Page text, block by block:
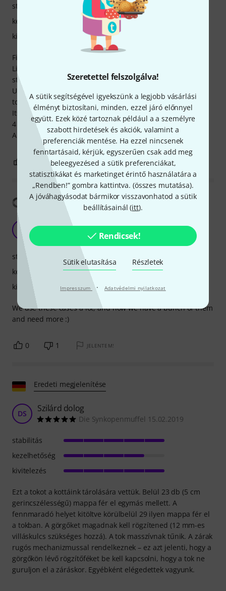
Szeretettel felszolgálva!
A sütik segítségével igyekszünk a legjobb vásárlási
élményt biztosítani, minden, ezzel járó előnnyel
együtt. Ezek közé tartoznak például a a személyre
szabott hirdetések és akciók, valamint a
preferenciák mentése. Ha ezzel nincsenek
fenntartásaid, kérjük, egyszerűen csak add meg
beleegyezésed a sütik preferenciákat,
statisztikákat és marketinget érintő használatára a
„Rendben!” gombra kattintva. (összes mutatása).
A jóváhagyásodat bármikor visszavonhatod a sütik
beállításainál (itt).
Rendicsek!
Sütik elutasítása Részletek
Impresszum · Adatvédelmi nyilatkozat
Fits perfect in a berlingo :-)
Lid is fine i think 1 more hinge would be better hence 4
stars(I'm a tough critic).
Unit is strong enough i often roll in with items stacked on
top no problem.
Its perfect for mic stands and distance poles.
4 full swivel wheels and really easy to manage.
A good purchase.
stabilitás
kezelhetőség
kivitelezés
0 JELENTEM!
Fordítás megjelenítése
Most used case ever
Zbynek Drlik 23.07.2024
We use these cases a lot, and now we have a bunch of them
and need more :)
stabilitás
kezelhetőség
kivitelezés
0 1 JELENTEM!
Eredeti megjelenítése
DS Szilárd dolog
Die Synkopenmuffel 15.02.2019
Ezt a tokot a kottáink tárolására vettük. Belül 23 db (5 cm
gerincszélességű) mappa fér el egymás mellett. A
fennmaradó helyet kitöltve körülbelül 29 ilyen mappa fér el
a tokban. A görgőket magadnak kell rögzítened (12 mm-es
villáskulcs szükséges hozzá). A tok masszívnak tűnik. A zárak
rugós mechanizmussal rendelkeznek – ez azt jelenti, hogy a
görgőkön lévő rögzítőféket be kell kapcsolni, hogy a tok ne
guruljon el a záráskor. Egyébként elégedettek vagyunk.
stabilitás
kezelhetőség
kivitelezés